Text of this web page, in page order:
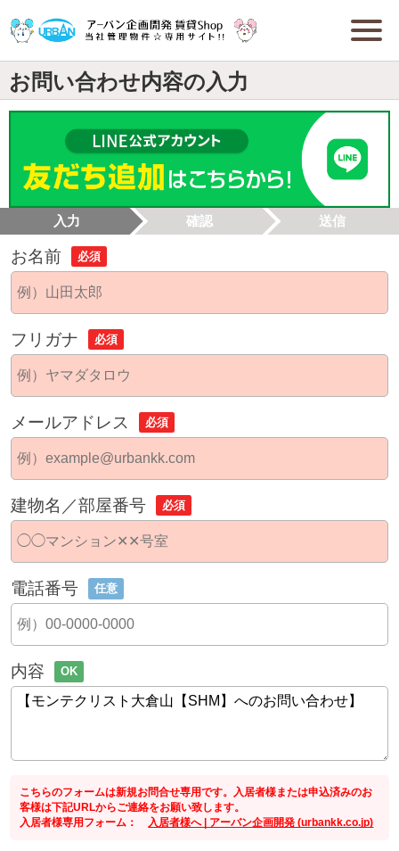
お問い合わせ内容の入力
入力 確認 送信
お名前 必須
フリガナ 必須
メールアドレス 必須
建物名／部屋番号 必須
電話番号 任意
内容 OK
こちらのフォームは新規お問合せ専用です。入居者様または申込済みのお
客様は下記URLからご連絡をお願い致します。
入居者様専用フォーム： 入居者様へ | アーバン企画開発 (urbankk.co.jp)